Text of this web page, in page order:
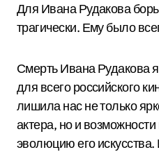
Для Ивана Рудакова
трагически. Ему было
Смерть Ивана Рудакова
для всего российского
лишила нас не только
актера, но и
эволюцию его